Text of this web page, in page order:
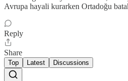
Avrupa hayali kurarken Ortadoğu
Reply
Share
Top Latest Discussions